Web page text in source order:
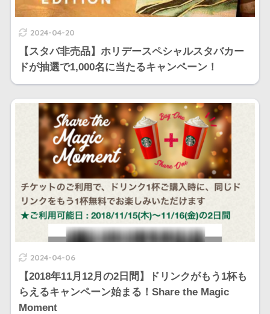
2024-04-20
【スタバ非売品】ホリデースペシャルスタバカー
ドが抽選で1,000名に当たるキャンペーン！
2024-04-06
【2018年11月12月の2日間】ドリンクがもう1杯も
らえるキャンペーン始まる！Share the Magic
Moment